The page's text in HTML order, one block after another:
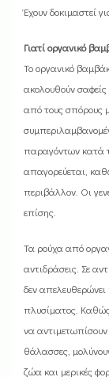
Έχουν δοκιμαστεί
Γιατί οργανικό
Το οργανικό
ακολουθούν σαφείς
από τους σπόρους
παραγόντων κατά
απαγορεύεται,
περιβάλλον. Οι
επίσης.
Τα ρούχα από
αντιδράσεις. Σε
δεν απελευθερώνει
πλυσίματος.
να αντιμετωπίσουν
θάλασσες,
ζώα και μερικές